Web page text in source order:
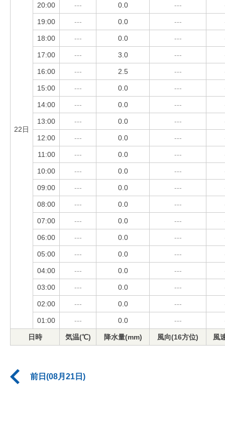
22日
20:00 --- 0.0 ---
19:00 --- 0.0 ---
18:00 --- 0.0 ---
17:00 --- 3.0 ---
16:00 --- 2.5 ---
15:00 --- 0.0 ---
14:00 --- 0.0 ---
13:00 --- 0.0 ---
12:00 --- 0.0 ---
11:00 --- 0.0 ---
10:00 --- 0.0 ---
09:00 --- 0.0 ---
08:00 --- 0.0 ---
07:00 --- 0.0 ---
06:00 --- 0.0 ---
05:00 --- 0.0 ---
04:00 --- 0.0 ---
03:00 --- 0.0 ---
02:00 --- 0.0 ---
01:00 --- 0.0 ---
日時 気温(℃) 降水量(mm) 風向(16方位) 風
前日(08月21日)